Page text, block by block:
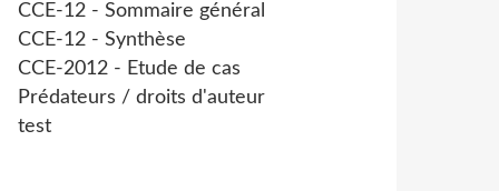
CCE-12 - Sommaire général
CCE-12 - Synthèse
CCE-2012 - Etude de cas
Prédateurs / droits d'auteur
test